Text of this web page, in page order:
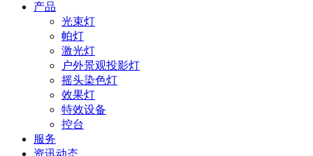
产品
光束灯
帕灯
激光灯
户外景观投影灯
摇头染色灯
效果灯
特效设备
控台
服务
资讯动态